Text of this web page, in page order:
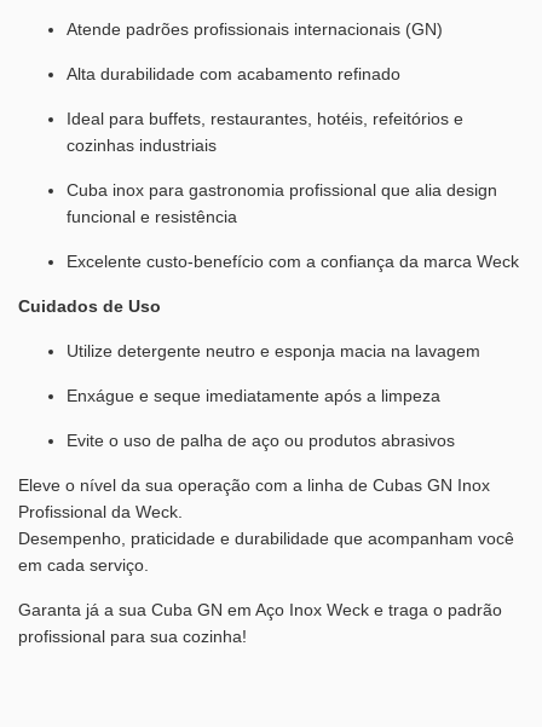
Atende padrões profissionais internacionais (GN)
Alta durabilidade com acabamento refinado
Ideal para buffets, restaurantes, hotéis, refeitórios e
cozinhas industriais
Cuba inox para gastronomia profissional que alia design
funcional e resistência
Excelente custo-benefício com a confiança da marca Weck
Cuidados de Uso
Utilize detergente neutro e esponja macia na lavagem
Enxágue e seque imediatamente após a limpeza
Evite o uso de palha de aço ou produtos abrasivos
Eleve o nível da sua operação com a linha de Cubas GN Inox
Profissional da Weck.
Desempenho, praticidade e durabilidade que acompanham você
em cada serviço.
Garanta já a sua Cuba GN em Aço Inox Weck e traga o padrão
profissional para sua cozinha!